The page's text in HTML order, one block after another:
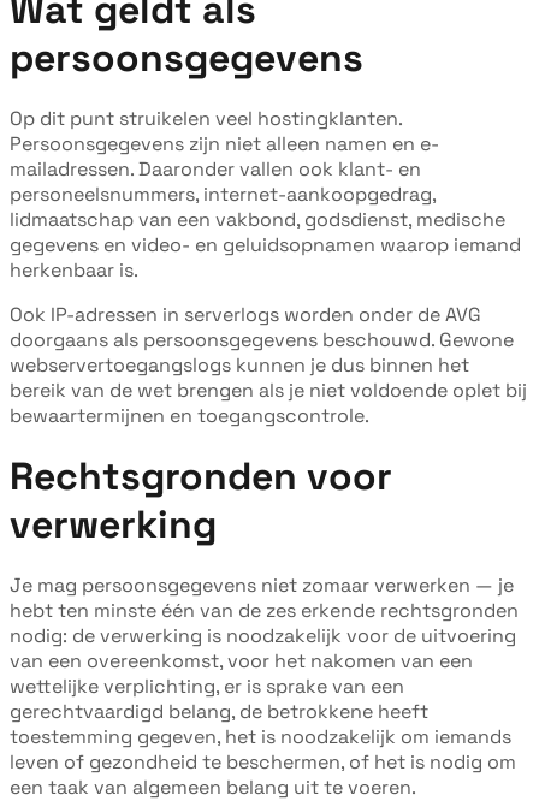
persoonsgegevens
Op dit punt struikelen veel hostingklanten.
Persoonsgegevens zijn niet alleen namen en e-
mailadressen. Daaronder vallen ook klant- en
personeelsnummers, internet-aankoopgedrag,
lidmaatschap van een vakbond, godsdienst, medische
gegevens en video- en geluidsopnamen waarop iemand
herkenbaar is.
Ook IP-adressen in serverlogs worden onder de AVG
doorgaans als persoonsgegevens beschouwd. Gewone
webservertoegangslogs kunnen je dus binnen het
bereik van de wet brengen als je niet voldoende oplet bij
bewaartermijnen en toegangscontrole.
Rechtsgronden voor
verwerking
Je mag persoonsgegevens niet zomaar verwerken — je
hebt ten minste één van de zes erkende rechtsgronden
nodig: de verwerking is noodzakelijk voor de uitvoering
van een overeenkomst, voor het nakomen van een
wettelijke verplichting, er is sprake van een
gerechtvaardigd belang, de betrokkene heeft
toestemming gegeven, het is noodzakelijk om iemands
leven of gezondheid te beschermen, of het is nodig om
een taak van algemeen belang uit te voeren.